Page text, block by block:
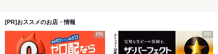
[PR]おススメのお店・情報
PR PR